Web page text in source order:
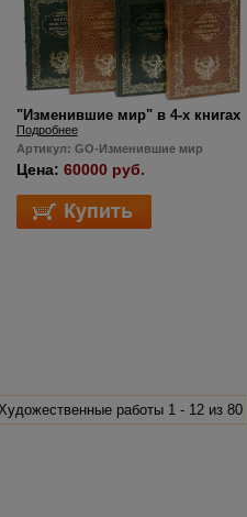
"Изменившие мир" в 4-х книгах
Подробнее
Артикул: GO-Изменившие мир
Цена: 60000 руб.
Художественные работы 1 - 12 из 80